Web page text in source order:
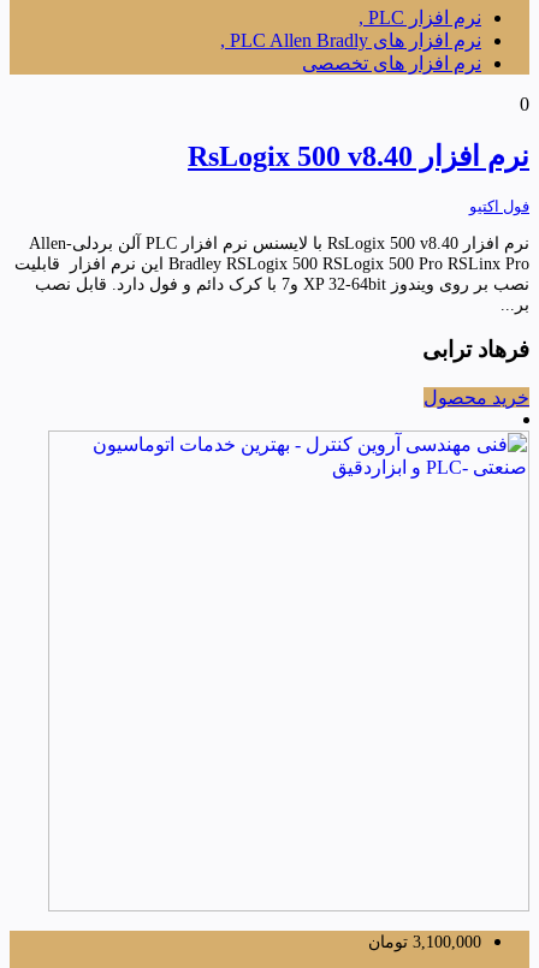
نرم افزار PLC ,
نرم افزار های PLC Allen Bradly ,
نرم افزار های تخصصی
0
نرم افزار RsLogix 500 v8.40
فول اکتیو
نرم افزار RsLogix 500 v8.40 با لایسنس نرم افزار PLC آلن بردلی-Allen
Bradley RSLogix 500 RSLogix 500 Pro RSLinx Pro این نرم افزار قابلیت
نصب بر روی ویندوز XP 32-64bit و7 با کرک دائم و فول دارد. قابل نصب
بر...
فرهاد ترابی
خرید محصول
3,100,000 تومان